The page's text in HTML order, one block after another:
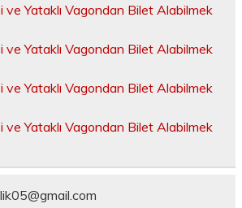
ve Yataklı Vagondan Bilet Alabilmek
ve Yataklı Vagondan Bilet Alabilmek
ve Yataklı Vagondan Bilet Alabilmek
ve Yataklı Vagondan Bilet Alabilmek